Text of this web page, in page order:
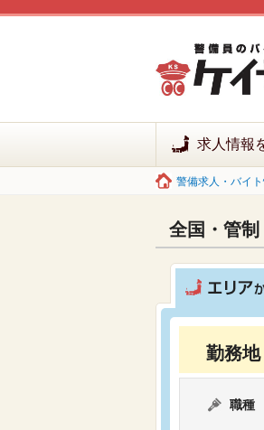
求人情報
警備求人・バイ
全国・管制
勤務地
職種